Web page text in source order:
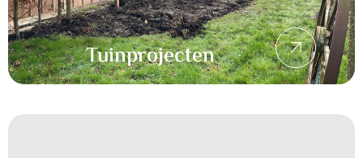
Tuinprojecten